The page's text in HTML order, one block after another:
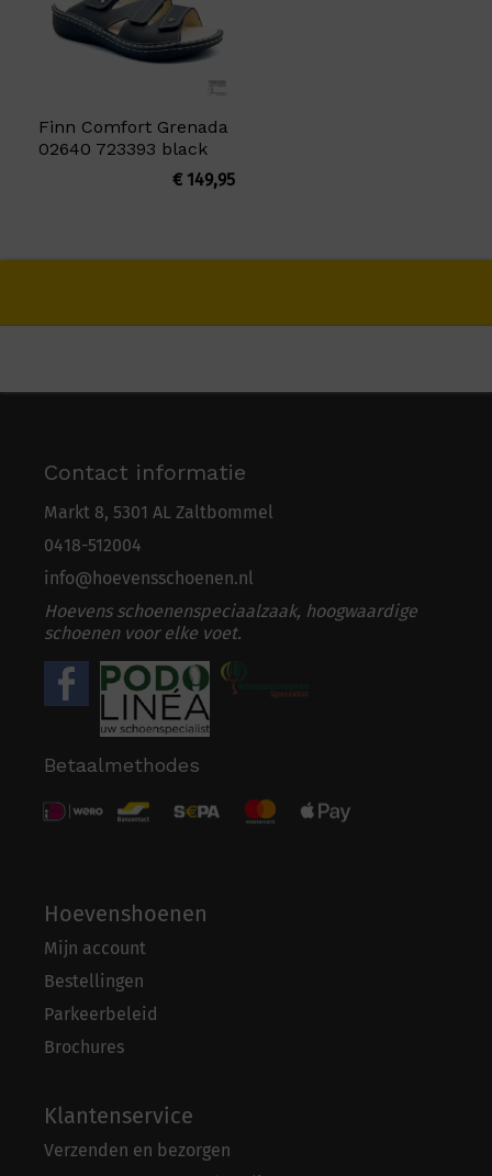
Finn Comfort Grenada
02640 723393 black
€149,95
Contact informatie
Markt 8, 5301 AL Zaltbommel
0418-512004
info@hoevensschoenen.nl
Hoevens schoenenspeciaalzaak, hoogwaardige
schoenen voor elke voet.
Betaalmethodes
Hoevenshoenen
Mijn account
Bestellingen
Parkeerbeleid
Brochures
Klantenservice
Verzenden en bezorgen